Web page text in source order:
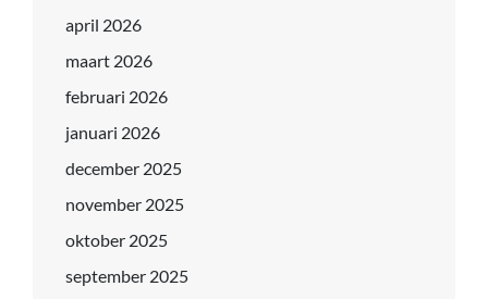
april 2026
maart 2026
februari 2026
januari 2026
december 2025
november 2025
oktober 2025
september 2025